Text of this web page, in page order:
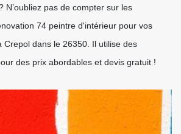
N’oubliez pas de compter sur les
74 peintre d'intérieur pour vos
Crepol dans le 26350. Il utilise des
des prix abordables et devis gratuit !